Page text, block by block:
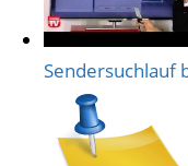
Sendersuchlauf